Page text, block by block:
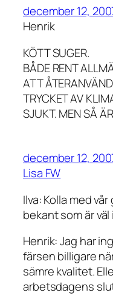
december 12,
Henrik
KÖTT SUGER.
BÅDE RENT
ATT
TRYCKET AV
SJUKT. MEN SÅ
december 12,
Lisa FW
Ilva: Kolla med
bekant som är
Henrik: Jag har
färsen billigare
sämre kvalitet.
arbetsdagens